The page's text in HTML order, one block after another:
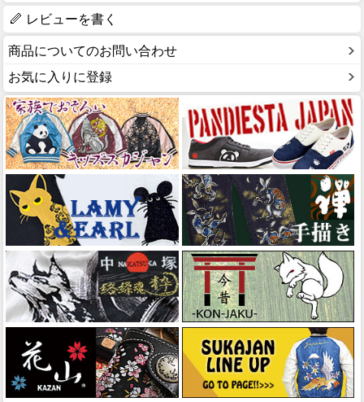
レビューを書く
商品についてのお問い合わせ
お気に入りに登録